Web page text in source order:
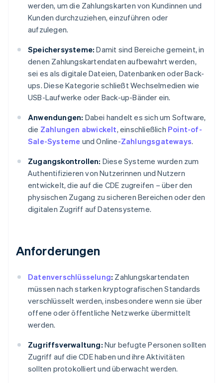
werden, um die Zahlungskarten von Kundinnen und
Kunden durchzuziehen, einzuführen oder
aufzulegen.
Speichersysteme: Damit sind Bereiche gemeint, in
denen Zahlungskartendaten aufbewahrt werden,
sei es als digitale Dateien, Datenbanken oder Back-
ups. Diese Kategorie schließt Wechselmedien wie
USB-Laufwerke oder Back-up-Bänder ein.
Anwendungen: Dabei handelt es sich um Software,
die Zahlungen abwickelt, einschließlich Point-of-
Sale-Systeme und Online-Zahlungsgateways.
Zugangskontrollen: Diese Systeme wurden zum
Authentifizieren von Nutzerinnen und Nutzern
entwickelt, die auf die CDE zugreifen – über den
physischen Zugang zu sicheren Bereichen oder den
digitalen Zugriff auf Datensysteme.
Anforderungen
Datenverschlüsselung: Zahlungskartendaten
müssen nach starken kryptografischen Standards
verschlüsselt werden, insbesondere wenn sie über
offene oder öffentliche Netzwerke übermittelt
werden.
Zugriffsverwaltung: Nur befugte Personen sollten
Zugriff auf die CDE haben und ihre Aktivitäten
sollten protokolliert und überwacht werden.